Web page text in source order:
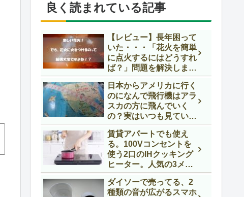
良く読まれている記事
【レビュー】長年困って
いた・・・「花火を簡単
に点火するにはどうすれ
ば？」問題を解決しまし
た！ SOTO ST-480の
紹介
日本からアメリカに行く
のになんで飛行機はアラ
スカの方に飛んでいく
の？実はいつも見ている
地図に騙されているので
す。
賃貸アパートでも使え
る。100Vコンセントを
使う2口のIHクッキング
ヒーター。人気の3メー
カーを比べてみました！
ダイソーで売ってる、2
種類の音が広がるスマホ